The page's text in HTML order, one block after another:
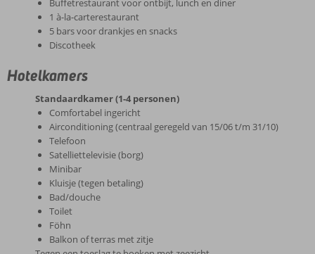
Buffetrestaurant voor ontbijt, lunch en diner
1 à-la-carterestaurant
5 bars voor drankjes en snacks
Discotheek
Hotelkamers
Standaardkamer (1-4 personen)
Comfortabel ingericht
Airconditioning (centraal geregeld van 15/06 t/m 31/10)
Telefoon
Satelliettelevisie (borg)
Minibar
Kluisje (tegen betaling)
Bad/douche
Toilet
Föhn
Balkon of terras met zitje